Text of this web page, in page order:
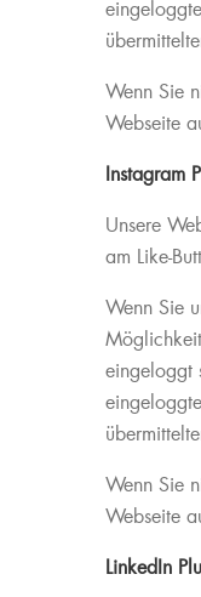
Wenn Sie
Webseite
Instagram
Unsere
am Like-
Wenn Sie
eingeloggt
Wenn Sie
Webseite
LinkedIn